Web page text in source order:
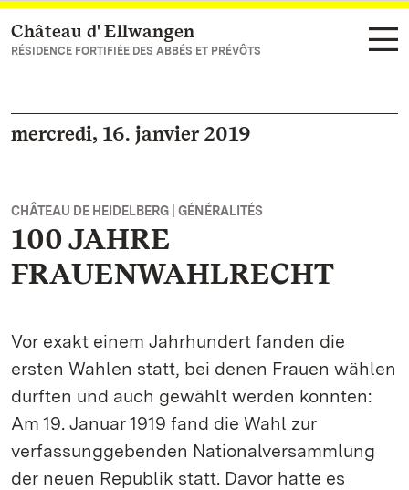
Vers la page d’accueil
Château d' Ellwangen
RÉSIDENCE FORTIFIÉE DES ABBÉS ET PRÉVÔTS
mercredi, 16. janvier 2019
CHÂTEAU DE HEIDELBERG | GÉNÉRALITÉS
100 JAHRE
FRAUENWAHLRECHT
Vor exakt einem Jahrhundert fanden die
ersten Wahlen statt, bei denen Frauen wählen
durften und auch gewählt werden konnten:
Am 19. Januar 1919 fand die Wahl zur
verfassunggebenden Nationalversammlung
der neuen Republik statt. Davor hatte es